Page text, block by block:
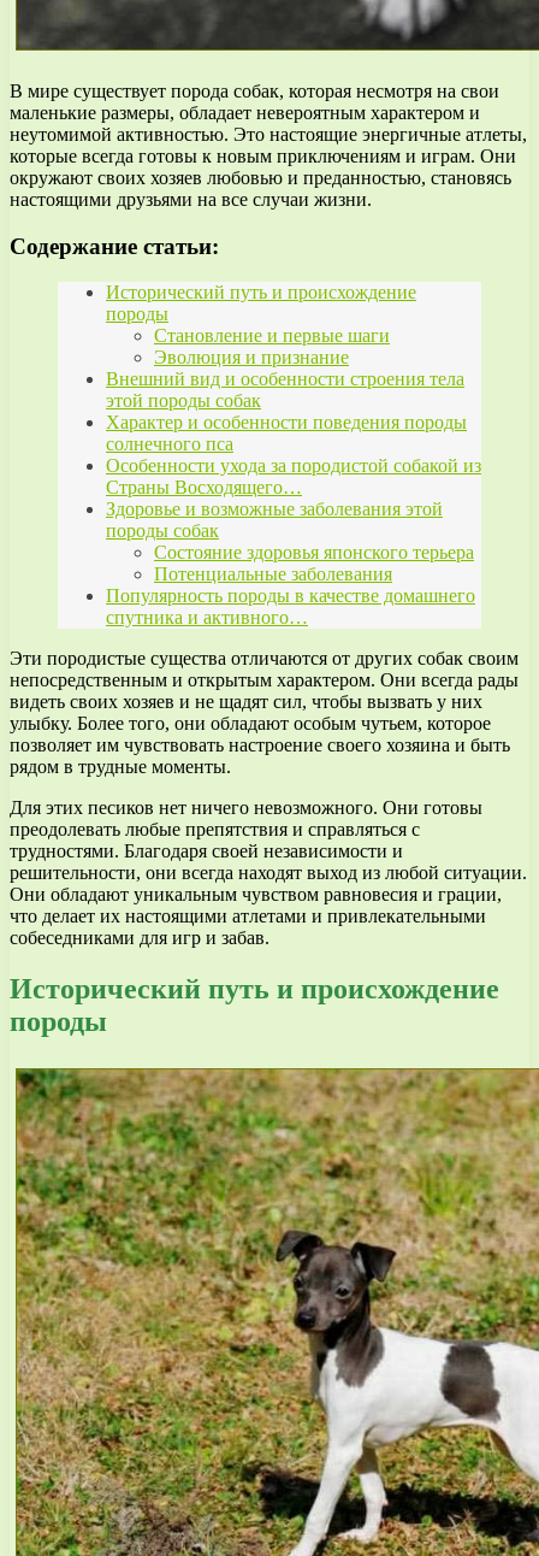
В мире существует порода собак, которая несмотря на свои
маленькие размеры, обладает невероятным характером и
неутомимой активностью. Это настоящие энергичные атлеты,
которые всегда готовы к новым приключениям и играм. Они
окружают своих хозяев любовью и преданностью, становясь
настоящими друзьями на все случаи жизни.
Содержание статьи:
Исторический путь и происхождение
породы
Становление и первые шаги
Эволюция и признание
Внешний вид и особенности строения тела
этой породы собак
Характер и особенности поведения породы
солнечного пса
Особенности ухода за породистой собакой из
Страны Восходящего…
Здоровье и возможные заболевания этой
породы собак
Состояние здоровья японского терьера
Потенциальные заболевания
Популярность породы в качестве домашнего
спутника и активного…
Эти породистые существа отличаются от других собак своим
непосредственным и открытым характером. Они всегда рады
видеть своих хозяев и не щадят сил, чтобы вызвать у них
улыбку. Более того, они обладают особым чутьем, которое
позволяет им чувствовать настроение своего хозяина и быть
рядом в трудные моменты.
Для этих песиков нет ничего невозможного. Они готовы
преодолевать любые препятствия и справляться с
трудностями. Благодаря своей независимости и
решительности, они всегда находят выход из любой ситуации.
Они обладают уникальным чувством равновесия и грации,
что делает их настоящими атлетами и привлекательными
собеседниками для игр и забав.
Исторический путь и происхождение
породы